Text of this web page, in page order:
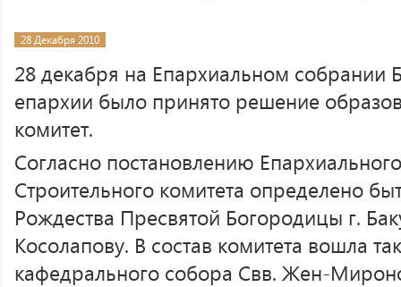
28 Декабря 2010
28 декабря на Епархиальном собрании
епархии было принято решение
комитет.
Согласно постановлению
Строительного комитета определено
Рождества Пресвятой Богородицы г.
Косолапову. В состав комитета вошла
кафедрального собора Свв. Жен-